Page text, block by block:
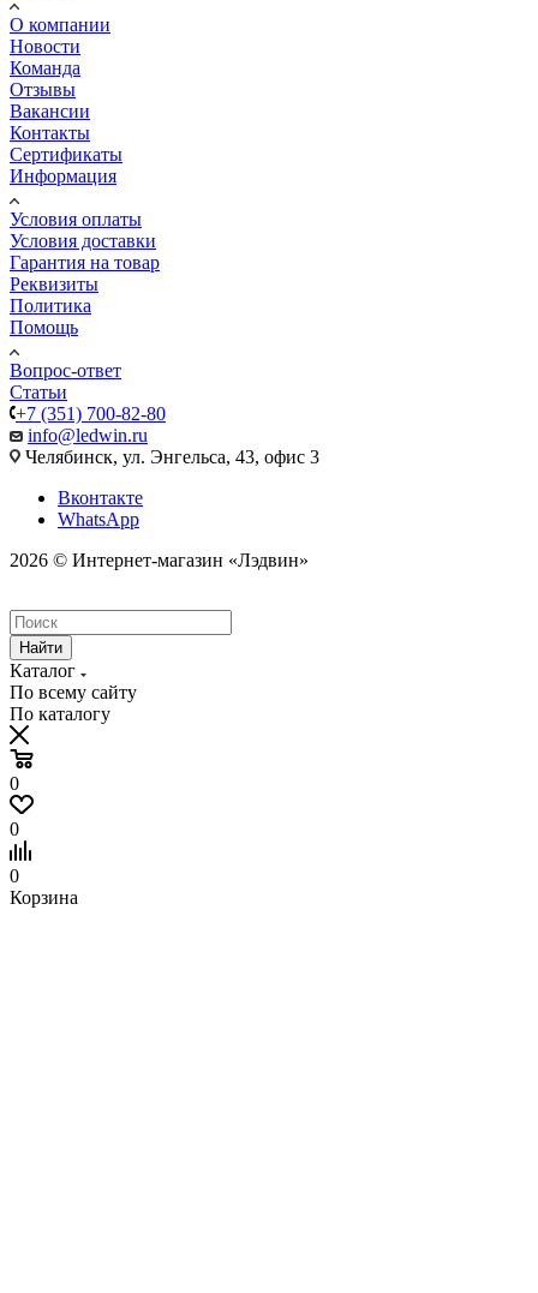
О компании
Новости
Команда
Отзывы
Вакансии
Контакты
Сертификаты
Информация
Условия оплаты
Условия доставки
Гарантия на товар
Реквизиты
Политика
Помощь
Вопрос-ответ
Статьи
+7 (351) 700-82-80
info@ledwin.ru
Челябинск, ул. Энгельса, 43, офис 3
Вконтакте
WhatsApp
2026 © Интернет-магазин «Лэдвин»
Найти
Каталог
По всему сайту
По каталогу
0
0
0
Корзина